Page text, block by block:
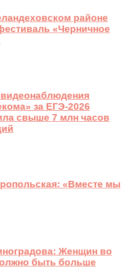
районе
«Черничное
за ЕГЭ-2026
свыше 7 млн часов
«Вместе мы
Женщин во
быть больше